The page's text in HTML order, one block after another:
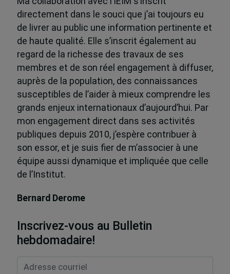
directement dans le souci que j’ai toujours eu
de livrer au public une information pertinente et
de haute qualité. Elle s’inscrit également au
regard de la richesse des travaux de ses
membres et de son réel engagement à diffuser,
auprès de la population, des connaissances
susceptibles de l’aider à mieux comprendre les
grands enjeux internationaux d’aujourd’hui. Par
mon engagement direct dans ses activités
publiques depuis 2010, j’espère contribuer à
son essor, et je suis fier de m’associer à une
équipe aussi dynamique et impliquée que celle
de l’Institut.
Bernard Derome
Inscrivez-vous au Bulletin
hebdomadaire!